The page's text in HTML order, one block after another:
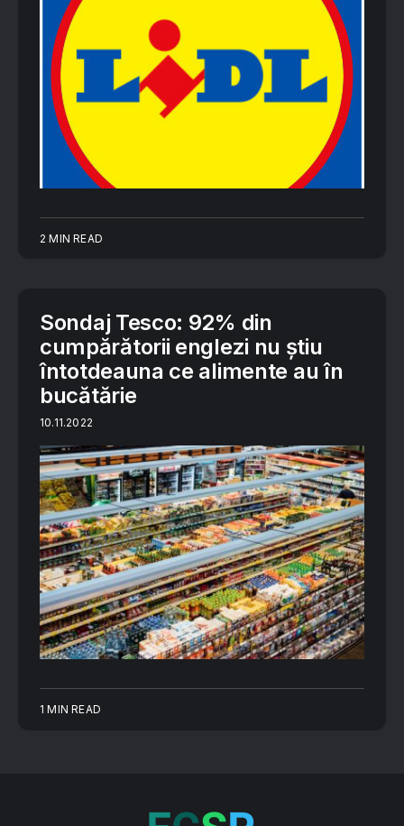
2 MIN READ
Sondaj Tesco: 92% din
cumpărătorii englezi nu știu
întotdeauna ce alimente au în
bucătărie
10.11.2022
1 MIN READ